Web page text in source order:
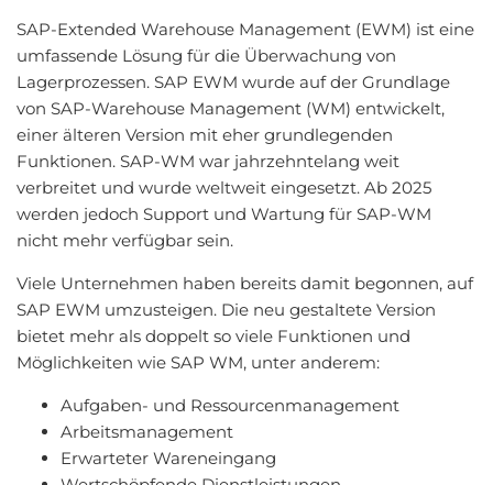
SAP-Extended Warehouse Management (EWM) ist eine
umfassende Lösung für die Überwachung von
Lagerprozessen. SAP EWM wurde auf der Grundlage
von SAP-Warehouse Management (WM) entwickelt,
einer älteren Version mit eher grundlegenden
Funktionen. SAP-WM war jahrzehntelang weit
verbreitet und wurde weltweit eingesetzt. Ab 2025
werden jedoch Support und Wartung für SAP-WM
nicht mehr verfügbar sein.
Viele Unternehmen haben bereits damit begonnen, auf
SAP EWM umzusteigen. Die neu gestaltete Version
bietet mehr als doppelt so viele Funktionen und
Möglichkeiten wie SAP WM, unter anderem:
Aufgaben- und Ressourcenmanagement
Arbeitsmanagement
Erwarteter Wareneingang